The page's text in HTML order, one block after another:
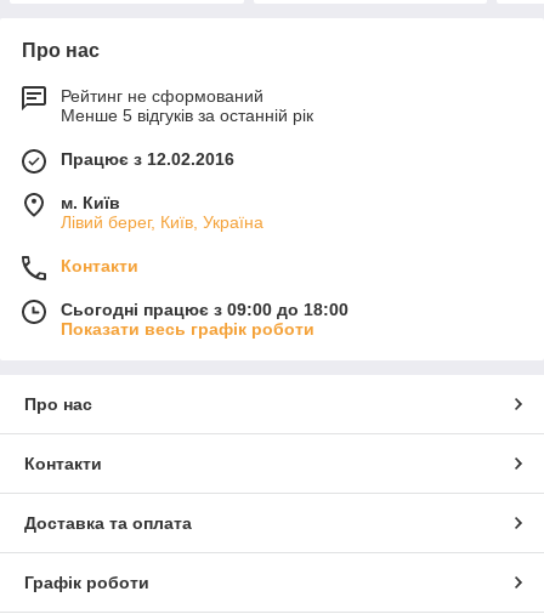
Про нас
Рейтинг не сформований
Менше 5 відгуків за останній рік
Працює з 12.02.2016
м. Київ
Лівий берег, Київ, Україна
Контакти
Сьогодні працює з 09:00 до 18:00
Показати весь графік роботи
Про нас
Контакти
Доставка та оплата
Графік роботи